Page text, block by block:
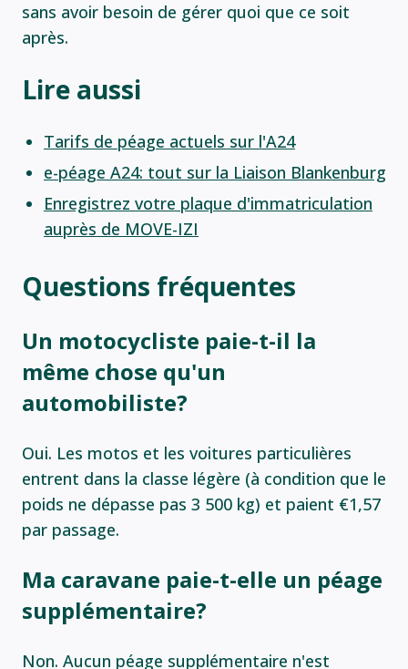
sans avoir besoin de gérer quoi que ce soit
après.
Lire aussi
Tarifs de péage actuels sur l'A24
e-péage A24: tout sur la Liaison Blankenburg
Enregistrez votre plaque d'immatriculation
auprès de MOVE-IZI
Questions fréquentes
Un motocycliste paie-t-il la
même chose qu'un
automobiliste?
Oui. Les motos et les voitures particulières
entrent dans la classe légère (à condition que le
poids ne dépasse pas 3 500 kg) et paient €1,57
par passage.
Ma caravane paie-t-elle un péage
supplémentaire?
Non. Aucun péage supplémentaire n'est